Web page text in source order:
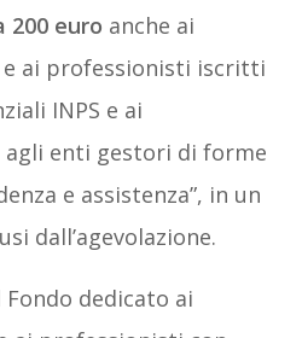
200 euro anche ai
ai professionisti iscritti
INPS e ai
enti gestori di forme
e assistenza”, in un
dall’agevolazione.
dedicato ai